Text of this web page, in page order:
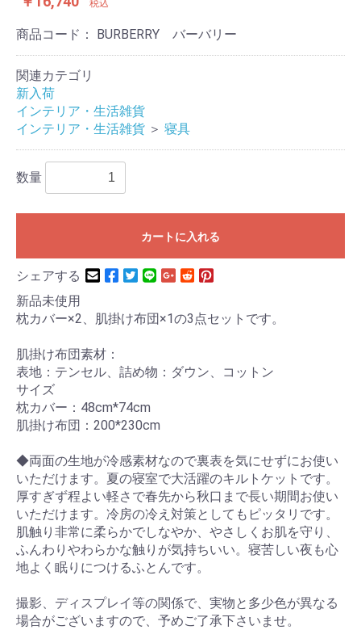
税込
商品コード： BURBERRY バーバリー
関連カテゴリ
新入荷
インテリア・生活雑貨
インテリア・生活雑貨 ＞ 寝具
数量
カートに入れる
シェアする
新品未使用
枕カバー×2、肌掛け布団×1の3点セットです。
肌掛け布団素材：
表地：テンセル、詰め物：ダウン、コットン
サイズ
枕カバー：48cm*74cm
肌掛け布団：200*230cm
◆両面の生地が冷感素材なので裏表を気にせずにお使い
いただけます。夏の寝室で大活躍のキルトケットです。
厚すぎず程よい軽さで春先から秋口まで長い期間お使い
いただけます。冷房の冷え対策としてもピッタリです。
肌触り非常に柔らかでしなやか、やさしくお肌を守り、
ふんわりやわらかな触りが気持ちいい。寝苦しい夜も心
地よく眠りにつけるふとんです。
撮影、ディスプレイ等の関係で、実物と多少色が異なる
場合がございますので、予めご了承下さいませ。